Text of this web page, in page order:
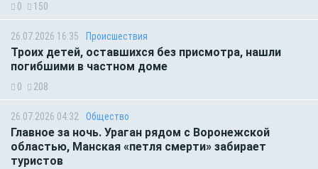
0 150
26.07.2026 16:35 Происшествия
Троих детей, оставшихся без присмотра, нашли
погибшими в частном доме
0 208
26.07.2026 04:32 Общество
Главное за ночь. Ураган рядом с Воронежской
областью, Манская «петля смерти» забирает
туристов